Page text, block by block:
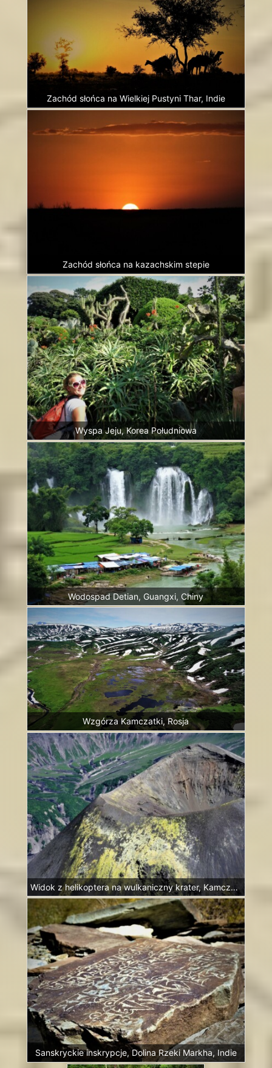
Zachód słońca na Wielkiej Pustyni Thar, Indie
Zachód słońca na kazachskim stepie
Wyspa Jeju, Korea Południowa
Wodospad Detian, Guangxi, Chiny
Wzgórza Kamczatki, Rosja
Widok z helikoptera na wulkaniczny krater, Kamczatka, Rosja
Sanskryckie inskrypcje, Dolina Rzeki Markha, Indie